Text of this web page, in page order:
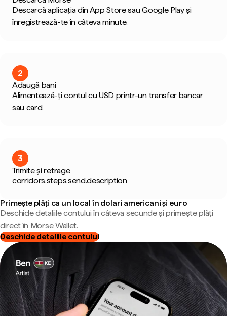
Descarcă aplicația din App Store sau Google Play și
înregistrează-te în câteva minute.
2
Adaugă bani
Alimentează-ți contul cu USD printr-un transfer bancar
sau card.
3
Trimite și retrage
corridors.steps.send.description
Primește plăți ca un local în dolari americani și euro
Deschide detaliile contului în câteva secunde și primește plăți
direct în Morse Wallet.
Deschide detaliile contului